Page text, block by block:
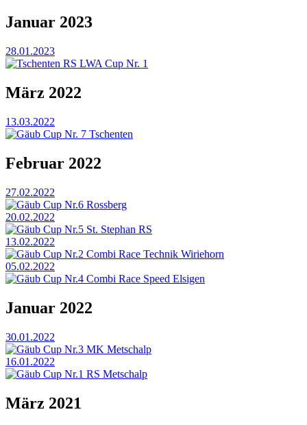
Januar 2023
28.01.2023
Tschenten RS LWA Cup Nr. 1
März 2022
13.03.2022
Gäub Cup Nr. 7 Tschenten
Februar 2022
27.02.2022
Gäub Cup Nr.6 Rossberg
20.02.2022
Gäub Cup Nr.5 St. Stephan RS
13.02.2022
Gäub Cup Nr.2 Combi Race Technik Wiriehorn
05.02.2022
Gäub Cup Nr.4 Combi Race Speed Elsigen
Januar 2022
30.01.2022
Gäub Cup Nr.3 MK Metschalp
16.01.2022
Gäub Cup Nr.1 RS Metschalp
März 2021